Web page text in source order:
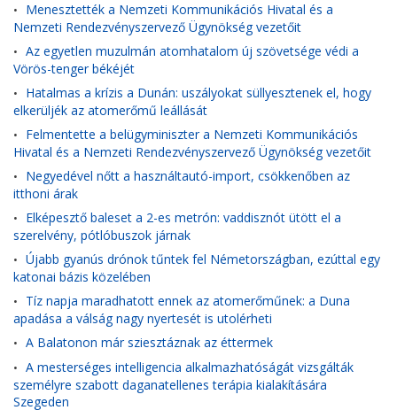
• Menesztették a Nemzeti Kommunikációs Hivatal és a
Nemzeti Rendezvényszervező Ügynökség vezetőit
• Az egyetlen muzulmán atomhatalom új szövetsége védi a
Vörös-tenger békéjét
• Hatalmas a krízis a Dunán: uszályokat süllyesztenek el, hogy
elkerüljék az atomerőmű leállását
• Felmentette a belügyminiszter a Nemzeti Kommunikációs
Hivatal és a Nemzeti Rendezvényszervező Ügynökség vezetőit
• Negyedével nőtt a használtautó-import, csökkenőben az
itthoni árak
• Elképesztő baleset a 2-es metrón: vaddisznót ütött el a
szerelvény, pótlóbuszok járnak
• Újabb gyanús drónok tűntek fel Németországban, ezúttal egy
katonai bázis közelében
• Tíz napja maradhatott ennek az atomerőműnek: a Duna
apadása a válság nagy nyertesét is utolérheti
• A Balatonon már sziesztáznak az éttermek
• A mesterséges intelligencia alkalmazhatóságát vizsgálták
személyre szabott daganatellenes terápia kialakítására
Szegeden